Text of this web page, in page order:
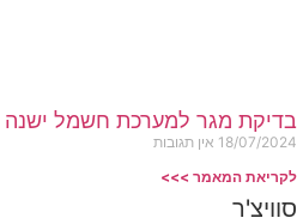
בדיקת מגר למערכת חשמל ישנה
18/07/2024 אין תגובות
לקריאת המאמר >>>
סוויצ'ר